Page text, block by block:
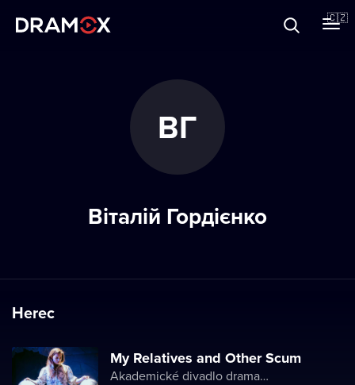
🇨🇿
ВГ
Віталій Гордієнко
Herec
My Relatives and Other Scum
Akademické divadlo dramatu Lesji Ukrajinky